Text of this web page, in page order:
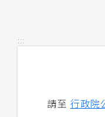
:::
請至 行政院